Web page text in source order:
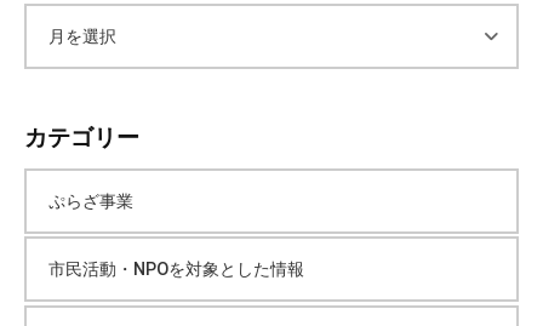
カ
イ
ブ
カテゴリー
ぷらざ事業
市民活動・NPOを対象とした情報